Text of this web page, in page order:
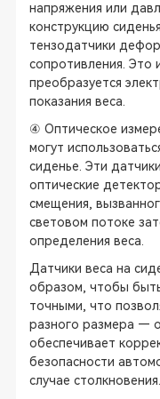
напряжения или
конструкцию
тензодатчики
сопротивления. Это
преобразуется
показания веса.
④ Оптическое
могут
сиденье. Эти
оптические
смещения,
световом потоке
определения веса.
Датчики веса на
образом, чтобы
точными, что
разного размера —
обеспечивает
безопасности
случае столкновения.